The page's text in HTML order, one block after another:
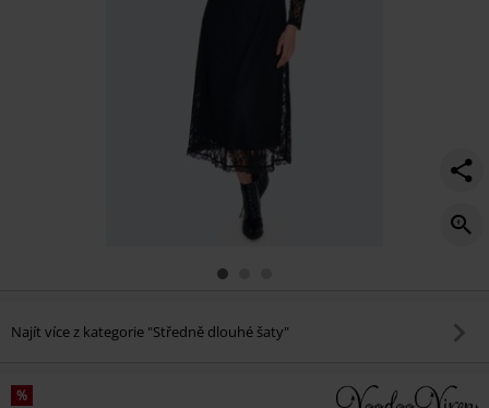
Najít více z kategorie "Středně dlouhé šaty"
%